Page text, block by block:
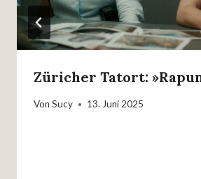
Züricher Tatort:
Von Sucy 13. Juni 2025